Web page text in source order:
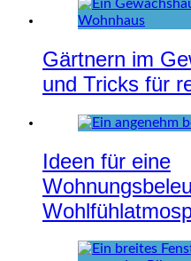
Gärtnern im
und Tricks für
Ideen für eine